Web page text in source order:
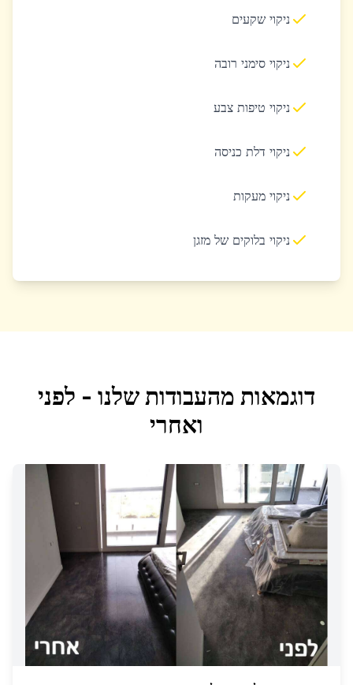
ניקוי שקעים
ניקוי סימני רובה
ניקוי טיפות צבע
ניקוי דלת כניסה
ניקוי מעקות
ניקוי בלוקים של מזגן
דוגמאות מהעבודות שלנו - לפני
ואחרי